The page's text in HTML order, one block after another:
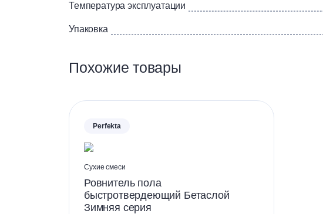
Температура эксплуатации
Упаковка
Похожие товары
Perfekta
Сухие смеси
Ровнитель пола
быстротвердеющий Бетаслой
Зимняя серия